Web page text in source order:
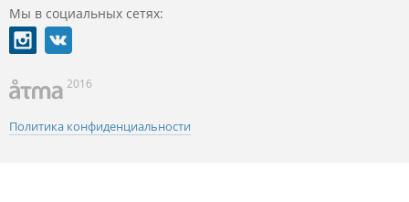
Мы в социальных сетях:
2016
Политика конфиденциальности